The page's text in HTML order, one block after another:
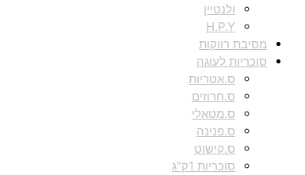
ולנטיין
H.P.Y
מסיבת רווקות
סוכריות לעוגה
ס.אטריות
ס.חרוזים
ס.מטאלי
ס.פנינה
ס.קישוט
סוכריות 1ק"ג